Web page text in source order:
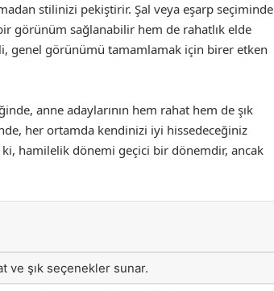
stilinizi pekiştirir. Şal veya eşarp seçiminde
görünüm sağlanabilir hem de rahatlık elde
genel görünümü tamamlamak için birer etken
anne adaylarının hem rahat hem de şık
her ortamda kendinizi iyi hissedeceğiniz
hamilelik dönemi geçici bir dönemdir, ancak
ve şık seçenekler sunar.